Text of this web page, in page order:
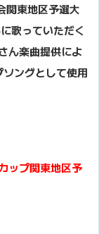
東地区予選大
歌っていただく
ん楽曲提供によ
ングとして使用
ップ関東地区予